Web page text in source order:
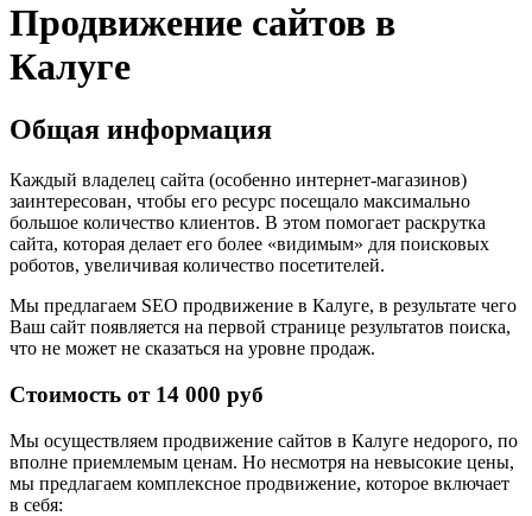
Продвижение сайтов в
Калуге
Общая информация
Каждый владелец сайта (особенно интернет-магазинов)
заинтересован, чтобы его ресурс посещало максимально
большое количество клиентов. В этом помогает раскрутка
сайта, которая делает его более «видимым» для поисковых
роботов, увеличивая количество посетителей.
Мы предлагаем SEO продвижение в Калуге, в результате чего
Ваш сайт появляется на первой странице результатов поиска,
что не может не сказаться на уровне продаж.
Стоимость от 14 000 руб
Мы осуществляем продвижение сайтов в Калуге недорого, по
вполне приемлемым ценам. Но несмотря на невысокие цены,
мы предлагаем комплексное продвижение, которое включает
в себя: